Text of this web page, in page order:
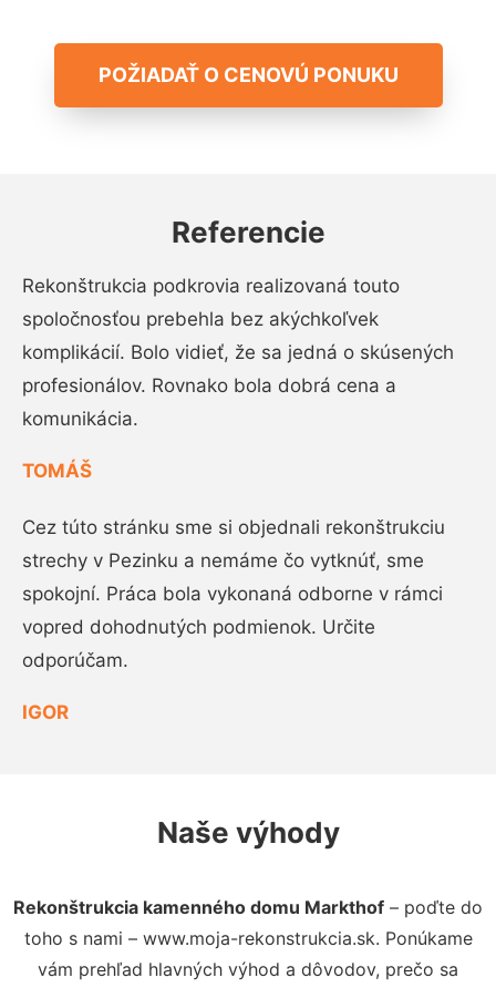
POŽIADAŤ O CENOVÚ PONUKU
Referencie
Rekonštrukcia podkrovia realizovaná touto
spoločnosťou prebehla bez akýchkoľvek
komplikácií. Bolo vidieť, že sa jedná o skúsených
profesionálov. Rovnako bola dobrá cena a
komunikácia.
TOMÁŠ
Cez túto stránku sme si objednali rekonštrukciu
strechy v Pezinku a nemáme čo vytknúť, sme
spokojní. Práca bola vykonaná odborne v rámci
vopred dohodnutých podmienok. Určite
odporúčam.
IGOR
Naše výhody
Rekonštrukcia kamenného domu Markthof – poďte do
toho s nami – www.moja-rekonstrukcia.sk. Ponúkame
vám prehľad hlavných výhod a dôvodov, prečo sa